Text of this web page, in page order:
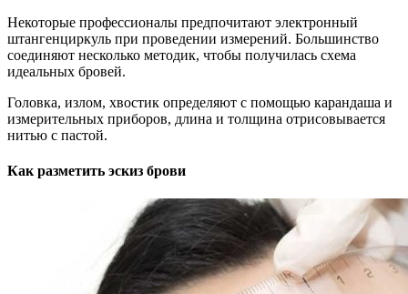
Некоторые профессионалы предпочитают электронный
штангенциркуль при проведении измерений. Большинство
соединяют несколько методик, чтобы получилась схема
идеальных бровей.
Головка, излом, хвостик определяют с помощью карандаша и
измерительных приборов, длина и толщина отрисовывается
нитью с пастой.
Как разметить эскиз брови